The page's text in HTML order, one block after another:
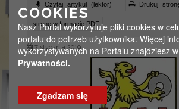
COOKIES
Nasz Portal wykorzytuje pliki cookies w
portalu do potrzeb użytkownika. Więcej
wykorzystywanych na Portalu znajdziesz
Prywatności.
Zgadzam się
Czytaj artykuł (lektor) Drukuj
stronę w formacie PDF
7 stycznia 2019